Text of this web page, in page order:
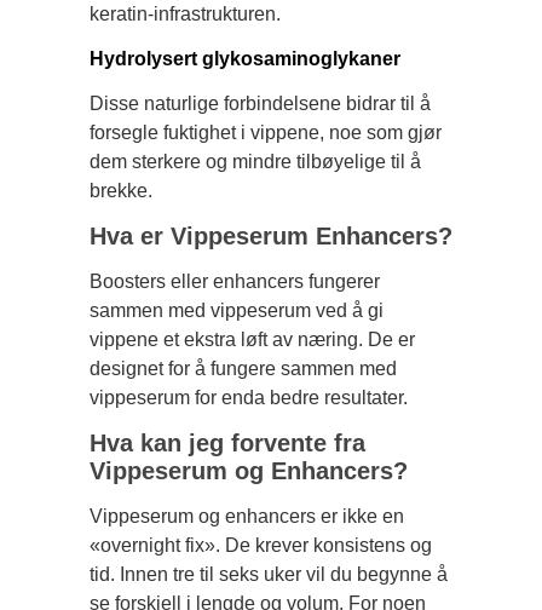
keratin-infrastrukturen.
Hydrolysert glykosaminoglykaner
Disse naturlige forbindelsene bidrar til å
forsegle fuktighet i vippene, noe som gjør
dem sterkere og mindre tilbøyelige til å
brekke.
Hva er Vippeserum Enhancers?
Boosters eller enhancers fungerer
sammen med vippeserum ved å gi
vippene et ekstra løft av næring. De er
designet for å fungere sammen med
vippeserum for enda bedre resultater.
Hva kan jeg forvente fra
Vippeserum og Enhancers?
Vippeserum og enhancers er ikke en
«overnight fix». De krever konsistens og
tid. Innen tre til seks uker vil du begynne å
se forskjell i lengde og volum. For noen